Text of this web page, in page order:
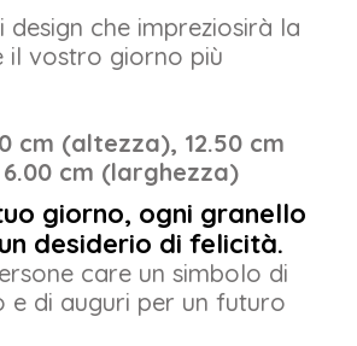
design che impreziosirà la
il vostro giorno più
cm (altezza), 12.50 cm
cm (larghezza)
giorno, ogni granello
desiderio di felicità.
care un simbolo di
e di auguri per un futuro